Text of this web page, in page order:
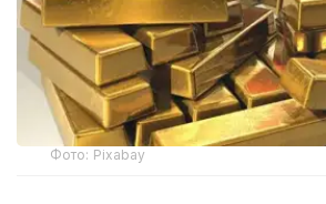
Фото: Pixabay